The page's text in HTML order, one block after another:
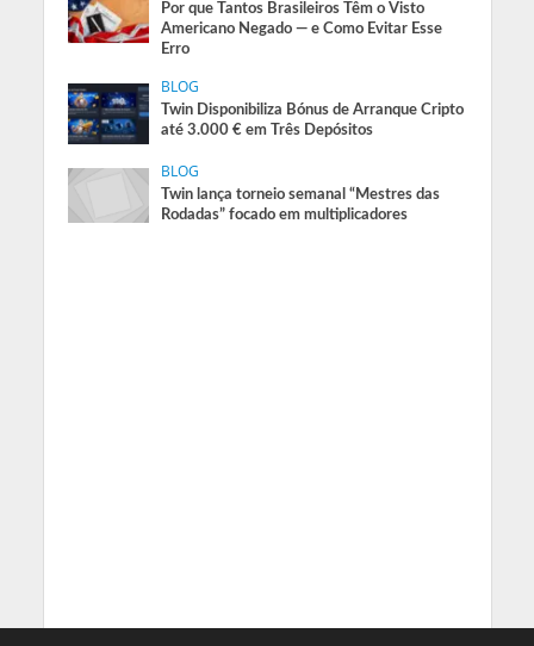
Por que Tantos Brasileiros Têm o Visto
Americano Negado — e Como Evitar Esse
Erro
BLOG
Twin Disponibiliza Bónus de Arranque Cripto
até 3.000 € em Três Depósitos
BLOG
Twin lança torneio semanal “Mestres das
Rodadas” focado em multiplicadores